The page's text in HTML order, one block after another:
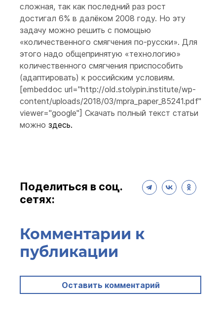
сложная, так как последний раз рост
достигал 6% в далёком 2008 году. Но эту
задачу можно решить с помощью
«количественного смягчения по-русски». Для
этого надо общепринятую «технологию»
количественного смягчения приспособить
(адаптировать) к российским условиям.
[embeddoc url="http://old.stolypin.institute/wp-
content/uploads/2018/03/mpra_paper_85241.pdf"
viewer="google"] Скачать полный текст статьи
можно здесь.
Поделиться в соц.
сетях:
Комментарии к
публикации
Оставить комментарий